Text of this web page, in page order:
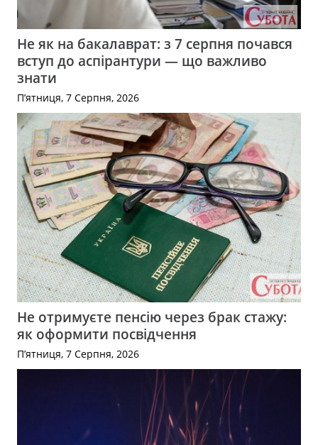
Не як на бакалаврат: з 7 серпня почався
вступ до аспірантури — що важливо
знати
П’ятниця, 7 Серпня, 2026
Не отримуєте пенсію через брак стажу:
як оформити посвідчення
П’ятниця, 7 Серпня, 2026